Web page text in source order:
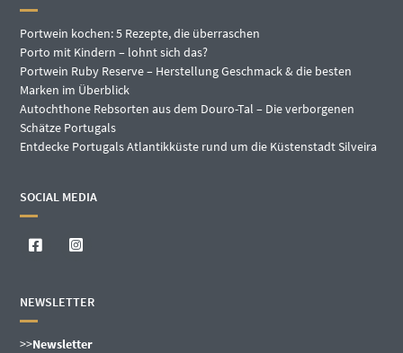
Portwein kochen: 5 Rezepte, die überraschen
Porto mit Kindern – lohnt sich das?
Portwein Ruby Reserve – Herstellung Geschmack & die besten
Marken im Überblick
Autochthone Rebsorten aus dem Douro-Tal – Die verborgenen
Schätze Portugals
Entdecke Portugals Atlantikküste rund um die Küstenstadt Silveira
SOCIAL MEDIA
NEWSLETTER
>>Newsletter